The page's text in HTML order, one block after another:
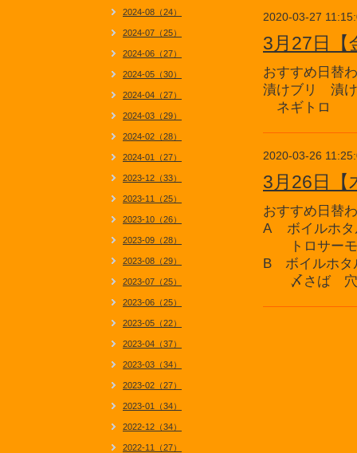
2020-03-27
3月27日【
おすすめ日替
漬けブリ 漬
ネギトロ
2020-03-26
3月26日【
おすすめ日替
A ボイルホ
トロサー
B ボイルホ
〆さば 穴
2024-08（24）
2024-07（25）
2024-06（27）
2024-05（30）
2024-04（27）
2024-03（29）
2024-02（28）
2024-01（27）
2023-12（33）
2023-11（25）
2023-10（26）
2023-09（28）
2023-08（29）
2023-07（25）
2023-06（25）
2023-05（22）
2023-04（37）
2023-03（34）
2023-02（27）
2023-01（34）
2022-12（34）
2022-11（27）